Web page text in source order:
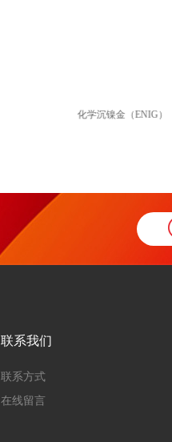
化学沉镍金（ENIG）
联系我们
联系方式
在线留言